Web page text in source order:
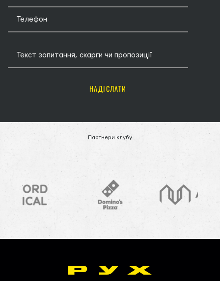
НАДІСЛАТИ
Партнери клубу